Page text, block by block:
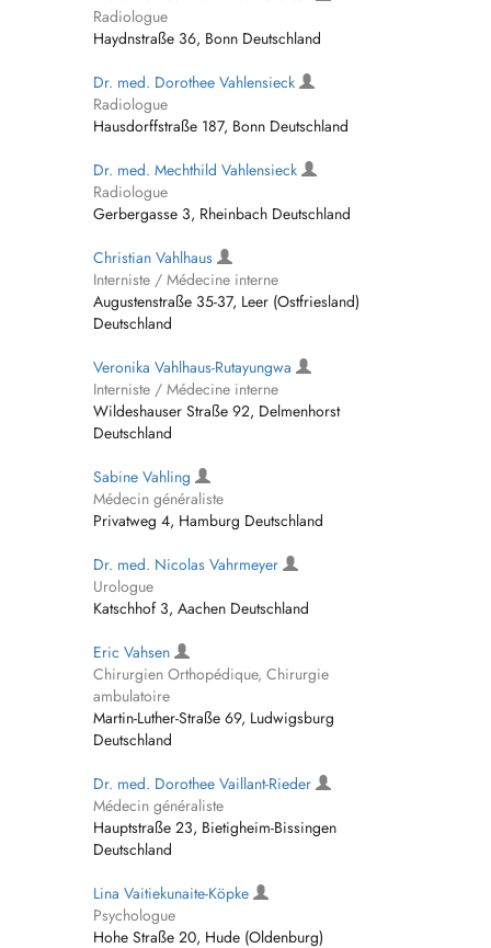
Radiologue
Haydnstraße 36, Bonn Deutschland
Dr. med. Dorothee Vahlensieck
Radiologue
Hausdorffstraße 187, Bonn Deutschland
Dr. med. Mechthild Vahlensieck
Radiologue
Gerbergasse 3, Rheinbach Deutschland
Christian Vahlhaus
Interniste / Médecine interne
Augustenstraße 35-37, Leer (Ostfriesland)
Deutschland
Veronika Vahlhaus-Rutayungwa
Interniste / Médecine interne
Wildeshauser Straße 92, Delmenhorst
Deutschland
Sabine Vahling
Médecin généraliste
Privatweg 4, Hamburg Deutschland
Dr. med. Nicolas Vahrmeyer
Urologue
Katschhof 3, Aachen Deutschland
Eric Vahsen
Chirurgien Orthopédique, Chirurgie
ambulatoire
Martin-Luther-Straße 69, Ludwigsburg
Deutschland
Dr. med. Dorothee Vaillant-Rieder
Médecin généraliste
Hauptstraße 23, Bietigheim-Bissingen
Deutschland
Lina Vaitiekunaite-Köpke
Psychologue
Hohe Straße 20, Hude (Oldenburg)